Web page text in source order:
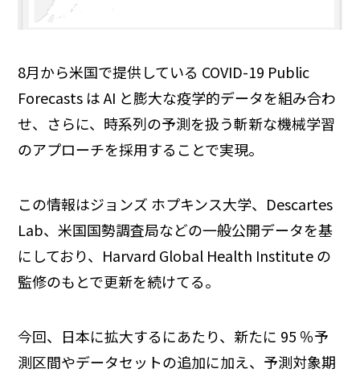
8月から米国で提供している COVID-19 Public
Forecasts は AI と膨大な疫学的データを組み合わ
せ、さらに、時系列の予測を扱う斬新な機械学習
のアプローチを採用することで実現。
この情報はジョンズ ホプキンス大学、Descartes
Lab、米国国勢調査局などの一般公開データを基
にしており、Harvard Global Health Institute の
監修のもとで更新を続けてる。
今回、日本に拡大するにあたり、新たに 95 ％予
測区間やデータセットの追加に加え、予測対象期